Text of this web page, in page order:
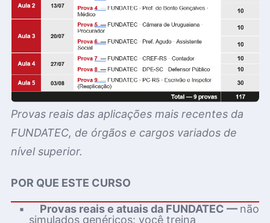
Provas reais das aplicações mais recentes da
FUNDATEC, de órgãos e cargos variados de
nível superior.
POR QUE ESTE CURSO
▪ Provas reais e atuais da FUNDATEC — não
simulados genéricos: você treina